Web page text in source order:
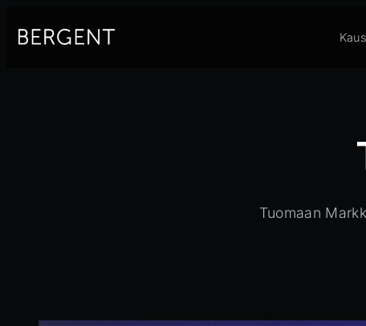
sisältöön
Tuomaan